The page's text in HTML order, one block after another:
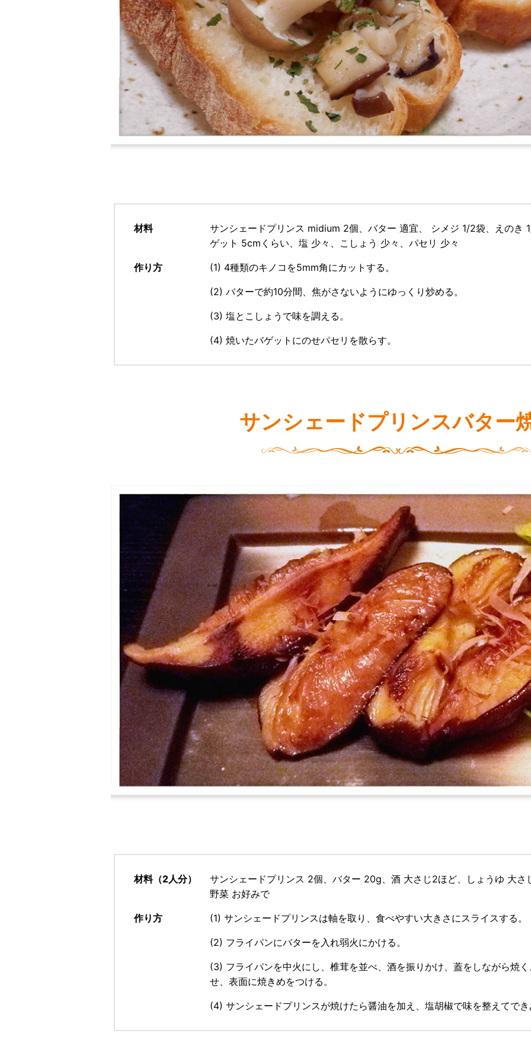
材料
サンシェードプリンス midium 2個、バター 適宜、 シメジ 1/2袋、えのき
ゲット 5cmくらい、塩 少々、こしょう 少々、パセリ 少々
作り方 (1) 4種類のキノコを5mm角にカットする。
(2) バターで約10分間、焦がさないようにゆっくり炒める。
(3) 塩とこしょうで味を調える。
(4) 焼いたバゲットにのせパセリを散らす。
サンシェードプリンスバター
材料（2人分）
サンシェードプリンス 2個、バター 20g、酒 大さじ2ほど、しょうゆ 大さ
野菜 お好みで
作り方 (1) サンシェードプリンスは軸を取り、食べやすい大きさにスライスする。
(2) フライパンにバターを入れ弱火にかける。
(3) フライパンを中火にし、椎茸を並べ、酒を振りかけ、蓋をしながら焼
せ、表面に焼きめをつける。
(4) サンシェードプリンスが焼けたら醤油を加え、塩胡椒で味を整えてで